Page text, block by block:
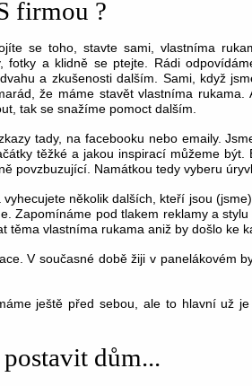
firmou ?
se toho, stavte sami, vlastníma
fotky a klidně se ptejte. Rádi
a zkušenosti dalším. Sami, když
že máme stavět vlastníma rukama.
tak se snažíme pomoct dalším.
tady, na facebooku nebo emaily.
těžké a jakou inspirací můžeme být.
povzbuzující. Namátkou tedy vyberu
několik dalších, kteří jsou
Zapomínáme pod tlakem reklamy a
těma vlastníma rukama aniž by došlo ke
V současné době žiji v panelákovém
ještě před sebou, ale to hlavní už
dům...